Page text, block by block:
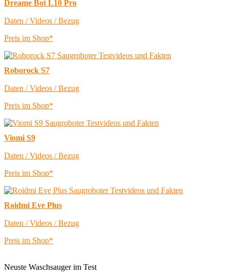
Dreame Bot L10 Pro
Daten / Videos / Bezug
Preis im Shop*
Roborock S7
Daten / Videos / Bezug
Preis im Shop*
Viomi S9
Daten / Videos / Bezug
Preis im Shop*
Roidmi Eve Plus
Daten / Videos / Bezug
Preis im Shop*
Neuste Waschsauger im Test